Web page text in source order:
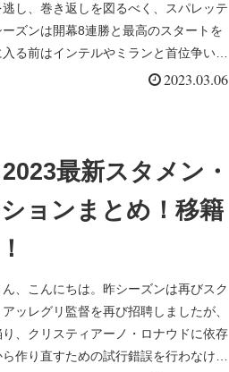
し、巻き返しを図るべく、スパレッテ
ズンは開幕8連勝と最高のスタートを
る前はインテルやミランと首位争いを
2023.03.06
最新スタメン・
ョンまとめ！移籍
、こんにちは。昨シーズンは再びスク
ッレグリ監督を再び招聘しましたが、
、クリスティアーノ・ロナウドに依存
作り直すための試行錯誤を行わなけれ